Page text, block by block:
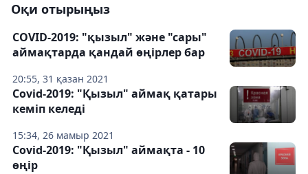
Оқи отырыңыз
20:55, 31 қазан 2021
COVID-2019: "қызыл" және "сары"
аймақтарда қандай өңірлер бар
15:34, 26 мамыр 2021
Covid-2019: "Қызыл" аймақ қатары
кеміп келеді
Covid-2019: "Қызыл" аймақта - 10
өңір